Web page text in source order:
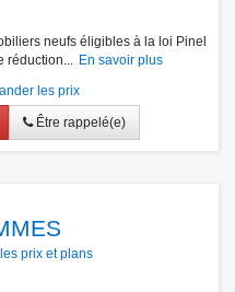
neufs éligibles à la loi Pinel
En savoir plus
les prix
Être rappelé(e)
prix et plans